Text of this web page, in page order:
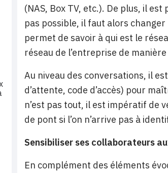
(NAS, Box TV, etc.). De plus, il
pas possible, il faut alors
permet de savoir à qui est le
réseau de l’entreprise de
Au niveau des conversations, il
d’attente, code d’accès) pour
n’est pas tout, il est impératif de
de pont si l’on n’arrive pas à
Sensibiliser ses collaborateurs
En complément des éléments